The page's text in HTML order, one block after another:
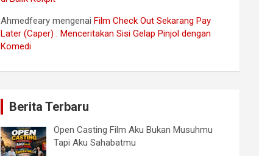
Ahmedfeary mengenai Film Check Out Sekarang Pay
Later (Caper) : Menceritakan Sisi Gelap Pinjol dengan
Komedi
Berita Terbaru
Open Casting Film Aku Bukan Musuhmu
Tapi Aku Sahabatmu